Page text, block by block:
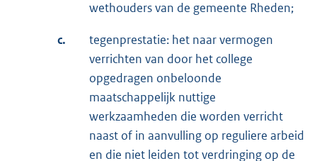
wethouders van de gemeente Rheden;
c.
tegenprestatie: het naar vermogen
verrichten van door het college
opgedragen onbeloonde
maatschappelijk nuttige
werkzaamheden die worden verricht
naast of in aanvulling op reguliere arbeid
en die niet leiden tot verdringing op de